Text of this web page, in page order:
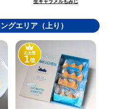
生キャラメルもみじ
グエリア（上り）